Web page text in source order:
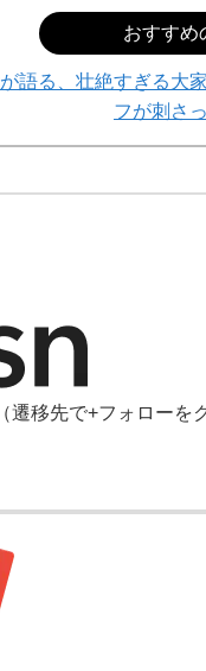
おすすめ
語る、壮絶すぎる大
フが刺さ
（遷移先で+フォローを